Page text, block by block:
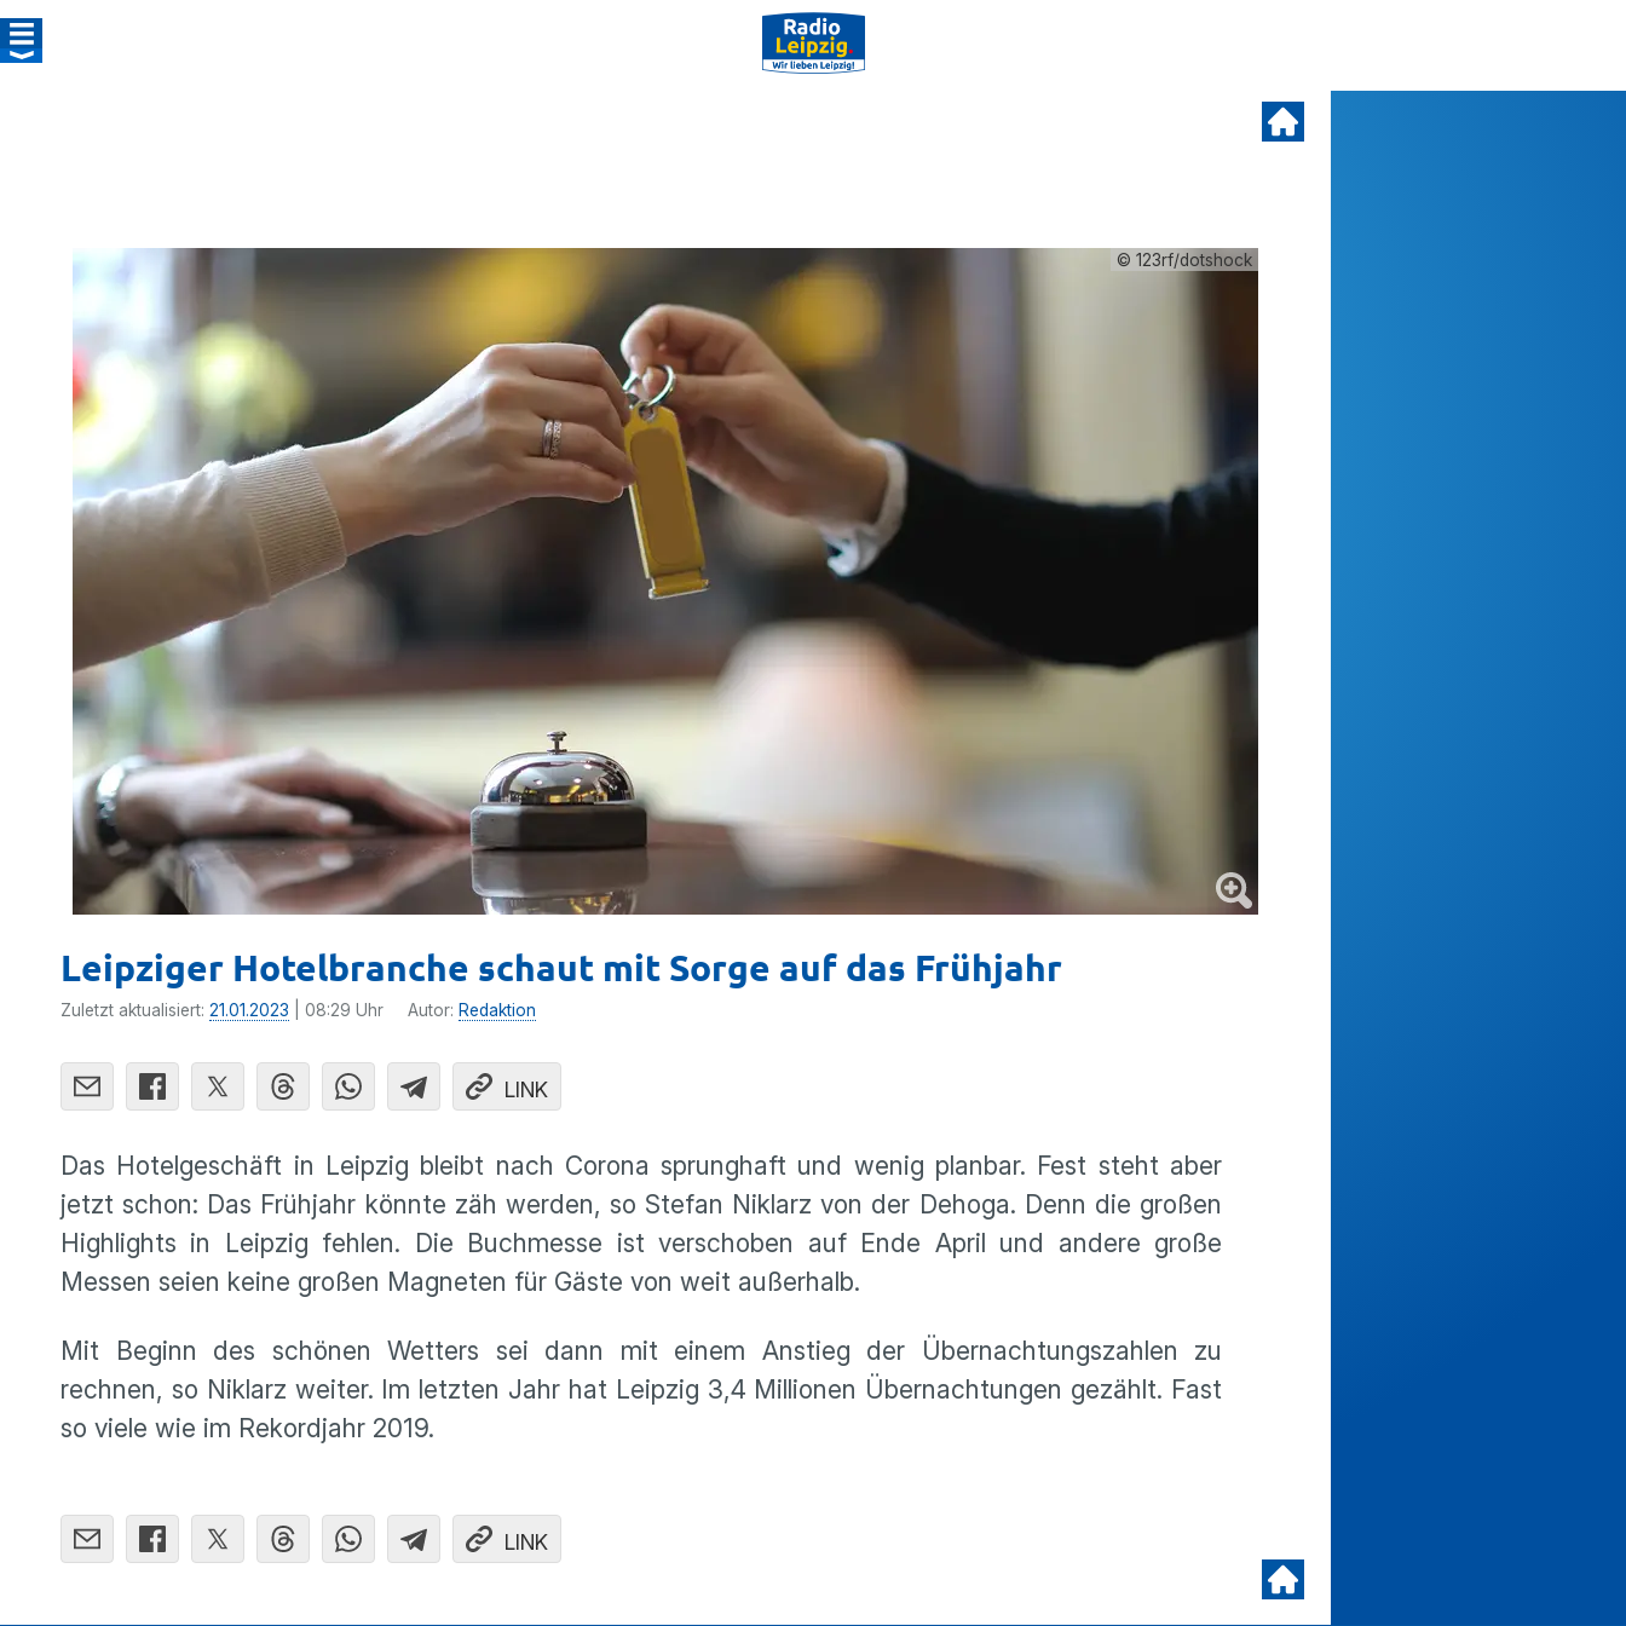
© 123rf/dotshock
Leipziger Hotelbranche schaut mit Sorge auf das Frühjahr
Zuletzt aktualisiert: 21.01.2023 | 08:29 Uhr Autor: Redaktion
LINK
Das Hotelgeschäft in Leipzig bleibt nach Corona sprunghaft und wenig planbar. Fest steht aber
jetzt schon: Das Frühjahr könnte zäh werden, so Stefan Niklarz von der Dehoga. Denn die großen
Highlights in Leipzig fehlen. Die Buchmesse ist verschoben auf Ende April und andere große
Messen seien keine großen Magneten für Gäste von weit außerhalb.
Mit Beginn des schönen Wetters sei dann mit einem Anstieg der Übernachtungszahlen zu
rechnen, so Niklarz weiter. Im letzten Jahr hat Leipzig 3,4 Millionen Übernachtungen gezählt. Fast
so viele wie im Rekordjahr 2019.
LINK